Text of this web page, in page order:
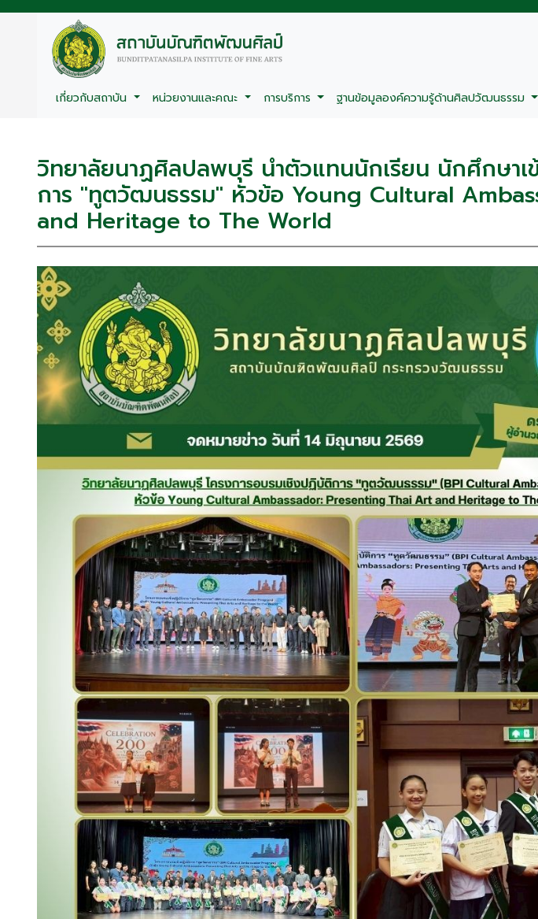
เกี่ยวกับสถาบัน หน่วยงานและคณะ การบริการ ฐานข้อมูลองค์ความรู้ด้านศิลปวัฒนธรรม
วิทยาลัยนาฏศิลปลพบุรี นำตัวแทนนักเรียน นักศึกษาเ
การ "ทูตวัฒนธรรม" หัวข้อ Young Cultural
and Heritage to The World